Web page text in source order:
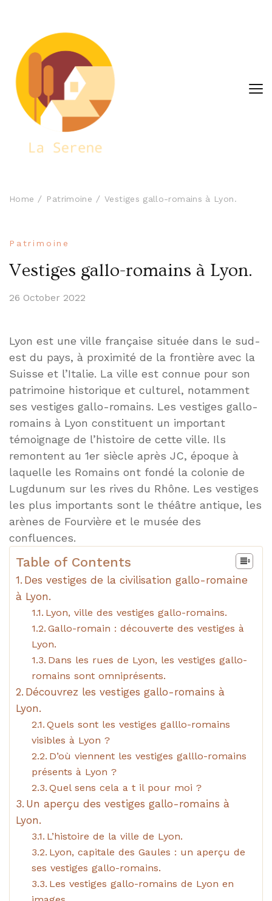
Home Patrimoine Vestiges gallo-romains à Lyon.
Patrimoine
Vestiges gallo-romains à Lyon.
26 October 2022
Lyon est une ville française située dans le sud-
est du pays, à proximité de la frontière avec la
Suisse et l’Italie. La ville est connue pour son
patrimoine historique et culturel, notamment
ses vestiges gallo-romains. Les vestiges gallo-
romains à Lyon constituent un important
témoignage de l’histoire de cette ville. Ils
remontent au 1er siècle après JC, époque à
laquelle les Romains ont fondé la colonie de
Lugdunum sur les rives du Rhône. Les vestiges
les plus importants sont le théâtre antique, les
arènes de Fourvière et le musée des
confluences.
Table of Contents
Des vestiges de la civilisation gallo-romaine
à Lyon.
Lyon, ville des vestiges gallo-romains.
Gallo-romain : découverte des vestiges à
Lyon.
Dans les rues de Lyon, les vestiges gallo-
romains sont omniprésents.
Découvrez les vestiges gallo-romains à
Lyon.
Quels sont les vestiges galllo-romains
visibles à Lyon ?
D’où viennent les vestiges galllo-romains
présents à Lyon ?
Quel sens cela a t il pour moi ?
Un aperçu des vestiges gallo-romains à
Lyon.
L’histoire de la ville de Lyon.
Lyon, capitale des Gaules : un aperçu de
ses vestiges gallo-romains.
Les vestiges gallo-romains de Lyon en